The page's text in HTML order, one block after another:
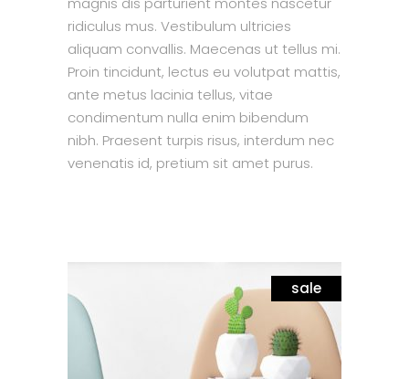
ridiculus mus. Vestibulum ultricies
aliquam convallis. Maecenas ut tellus mi.
Proin tincidunt, lectus eu volutpat mattis,
ante metus lacinia tellus, vitae
condimentum nulla enim bibendum
nibh. Praesent turpis risus, interdum nec
venenatis id, pretium sit amet purus.
sale